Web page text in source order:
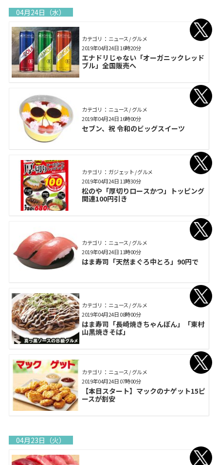
04月24日（水）
カテゴリ： ニュース / グルメ
エナドリじゃない「オーガニックレッド
ブル」全国販売へ
2019年04月24日 16時20分
カテゴリ： ニュース / グルメ
セブン、祝 令和のビッグスイーツ
2019年04月24日 16時00分
カテゴリ： ガジェット / グルメ
松のや「厚切りロースかつ」トッピング
関連100円引き
2019年04月24日 11時30分
カテゴリ： ニュース / グルメ
はま寿司「天然まぐろ中とろ」90円で
2019年04月24日 11時00分
カテゴリ： ニュース / グルメ
はま寿司「長崎焼きちゃんぽん」「東村
山黒焼きそば」
2019年04月24日 08時00分
カテゴリ： ニュース / グルメ
【本日スタート】マックのナゲット15ピ
ースが割安
2019年04月24日 07時00分
04月23日（火）